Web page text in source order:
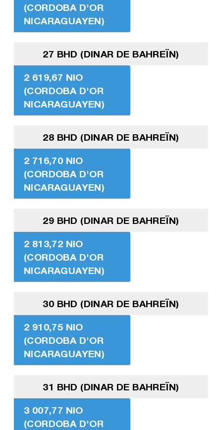
(CORDOBA D'OR
NICARAGUAYEN)
27 BHD (DINAR DE BAHREÏN)
2 619,67 NIO
(CORDOBA D'OR
NICARAGUAYEN)
28 BHD (DINAR DE BAHREÏN)
2 716,70 NIO
(CORDOBA D'OR
NICARAGUAYEN)
29 BHD (DINAR DE BAHREÏN)
2 813,72 NIO
(CORDOBA D'OR
NICARAGUAYEN)
30 BHD (DINAR DE BAHREÏN)
2 910,75 NIO
(CORDOBA D'OR
NICARAGUAYEN)
31 BHD (DINAR DE BAHREÏN)
3 007,77 NIO
(CORDOBA D'OR